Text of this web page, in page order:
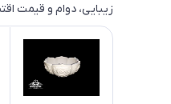
زیبایی، دوام و قیمت